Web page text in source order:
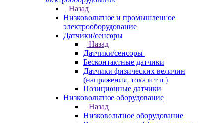
Назад
Низковольтное и промышленное
электрооборудование
Датчики/сенсоры
Назад
Датчики/сенсоры
Бесконтактные датчики
Датчики физических величин
(напряжения, тока и т.п.)
Позиционные датчики
Низковольтное оборудование
Назад
Низковольтное оборудование